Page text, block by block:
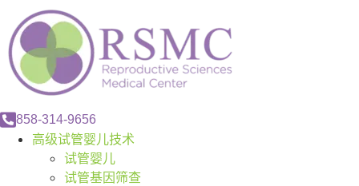
858-314-9656
高级试管婴儿技术
试管婴儿
试管基因筛查